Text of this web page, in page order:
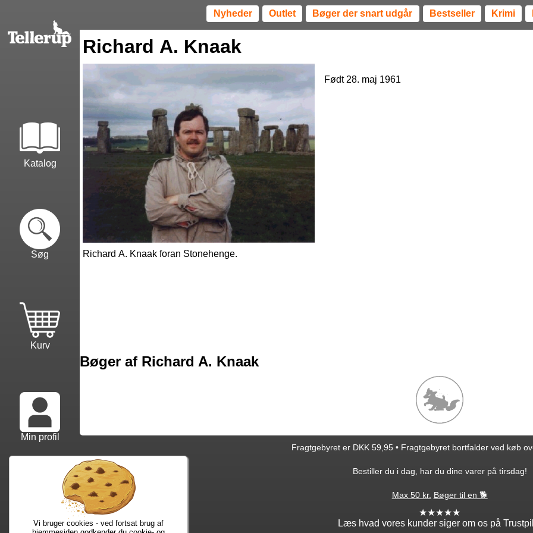
Nyheder Outlet Bøger der snart udgår Bestseller Krimi
Katalog
Søg
Kurv
Min profil
Richard A. Knaak
Richard A. Knaak foran Stonehenge.
Født 28. maj 1961
Bøger af Richard A. Knaak
Fragtgebyret er DKK 59,95 • Fragtgebyret bortfalder ved køb
Bestiller du i dag, har du dine varer på tirsdag!
Max 50 kr. Bøger til en 🐕
★★★★★
Læs hvad vores kunder siger om os på
Vi bruger cookies - ved fortsat brug af